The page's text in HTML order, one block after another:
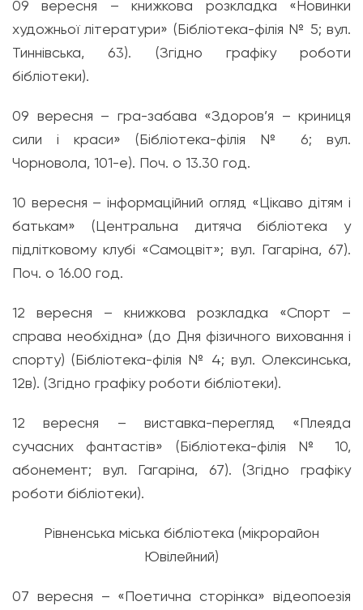
09 вересня – книжкова розкладка «Новинки
художньої літератури» (Бібліотека-філія № 5; вул.
Тиннівська, 63). (Згідно графіку роботи
бібліотеки).
09 вересня – гра-забава «Здоров’я – криниця
сили і краси» (Бібліотека-філія № 6; вул.
Чорновола, 101-е). Поч. о 13.30 год.
10 вересня – інформаційний огляд «Цікаво дітям і
батькам» (Центральна дитяча бібліотека у
підлітковому клубі «Самоцвіт»; вул. Гагаріна, 67).
Поч. о 16.00 год.
12 вересня – книжкова розкладка «Спорт –
справа необхідна» (до Дня фізичного виховання і
спорту) (Бібліотека-філія № 4; вул. Олексинська,
12в). (Згідно графіку роботи бібліотеки).
12 вересня – виставка-перегляд «Плеяда
сучасних фантастів» (Бібліотека-філія № 10,
абонемент; вул. Гагаріна, 67). (Згідно графіку
роботи бібліотеки).
Рівненська міська бібліотека (мікрорайон
Ювілейний)
07 вересня – «Поетична сторінка» відеопоезія